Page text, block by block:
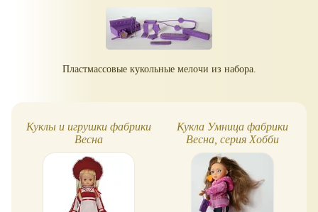
Пластмассовые кукольные мелочи из набора.
Куклы и игрушки фабрики
Весна
Кукла Умница фабрики
Весна, серия Хобби